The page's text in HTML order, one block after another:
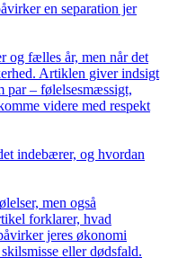
en separation jer
og fælles år, men når det
Artiklen giver indsigt
par – følelsesmæssigt,
videre med respekt
indebærer, og hvordan
men også
forklarer, hvad
jeres økonomi
eller dødsfald.